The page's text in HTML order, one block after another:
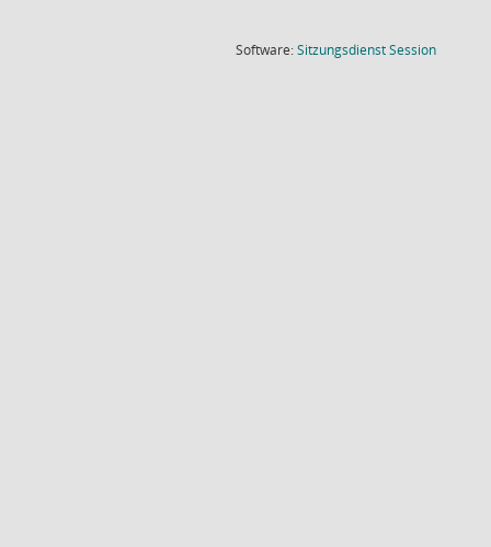
Software:SitzungsdienstSession(Wird in